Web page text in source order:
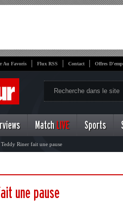
Au Favoris Flux RSS Contact Offres
Match LIVE Sports
Riner fait une pause
une pause